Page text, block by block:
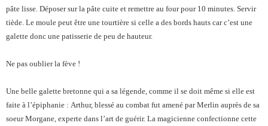
pâte lisse. Déposer sur la pâte cuite et remettre au four pour 10 minutes. Servir
tiède. Le moule peut être une tourtière si celle a des bords hauts car c’est une
galette donc une patisserie de peu de hauteur.
Ne pas oublier la fève !
Une belle galette bretonne qui a sa légende, comme il se doit même si elle est
faite à l’épiphanie : Arthur, blessé au combat fut amené par Merlin auprès de sa
soeur Morgane, experte dans l’art de guérir. La magicienne confectionne cette